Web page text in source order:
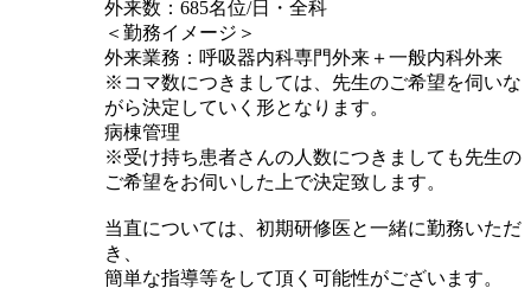
外来数：685名位/日・全科
＜勤務イメージ＞
外来業務：呼吸器内科専門外来＋一般内科外来
※コマ数につきましては、先生のご希望を伺いな
がら決定していく形となります。
病棟管理
※受け持ち患者さんの人数につきましても先生の
ご希望をお伺いした上で決定致します。
当直については、初期研修医と一緒に勤務いただ
き、
簡単な指導等をして頂く可能性がございます。